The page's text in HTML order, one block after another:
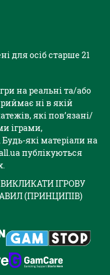
для осіб старше 21
на реальні та/або
ні в якій
які пов’язані/
іграми,
які матеріали на
публікуються
ІГРОВУ
(ПРИНЦИПІВ)